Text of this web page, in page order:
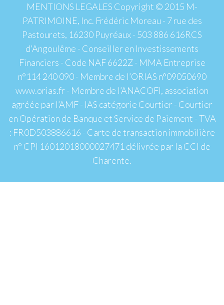
MENTIONS LEGALES Copyright © 2015 M-
PATRIMOINE, Inc. Frédéric Moreau - 7 rue des
Pastourets, 16230 Puyréaux - 503 886 616RCS
d'Angoulême - Conseiller en Investissements
Financiers - Code NAF 6622Z - MMA Entreprise
n°114 240 090 - Membre de l’ORIAS n°09050690
www.orias.fr - Membre de l’ANACOFI, association
agréée par l’AMF - IAS catégorie Courtier - Courtier
en Opération de Banque et Service de Paiement - TVA
: FR0D503886616 - Carte de transaction immobilière
n° CPI 16012018000027471 délivrée par la CCI de
Charente.